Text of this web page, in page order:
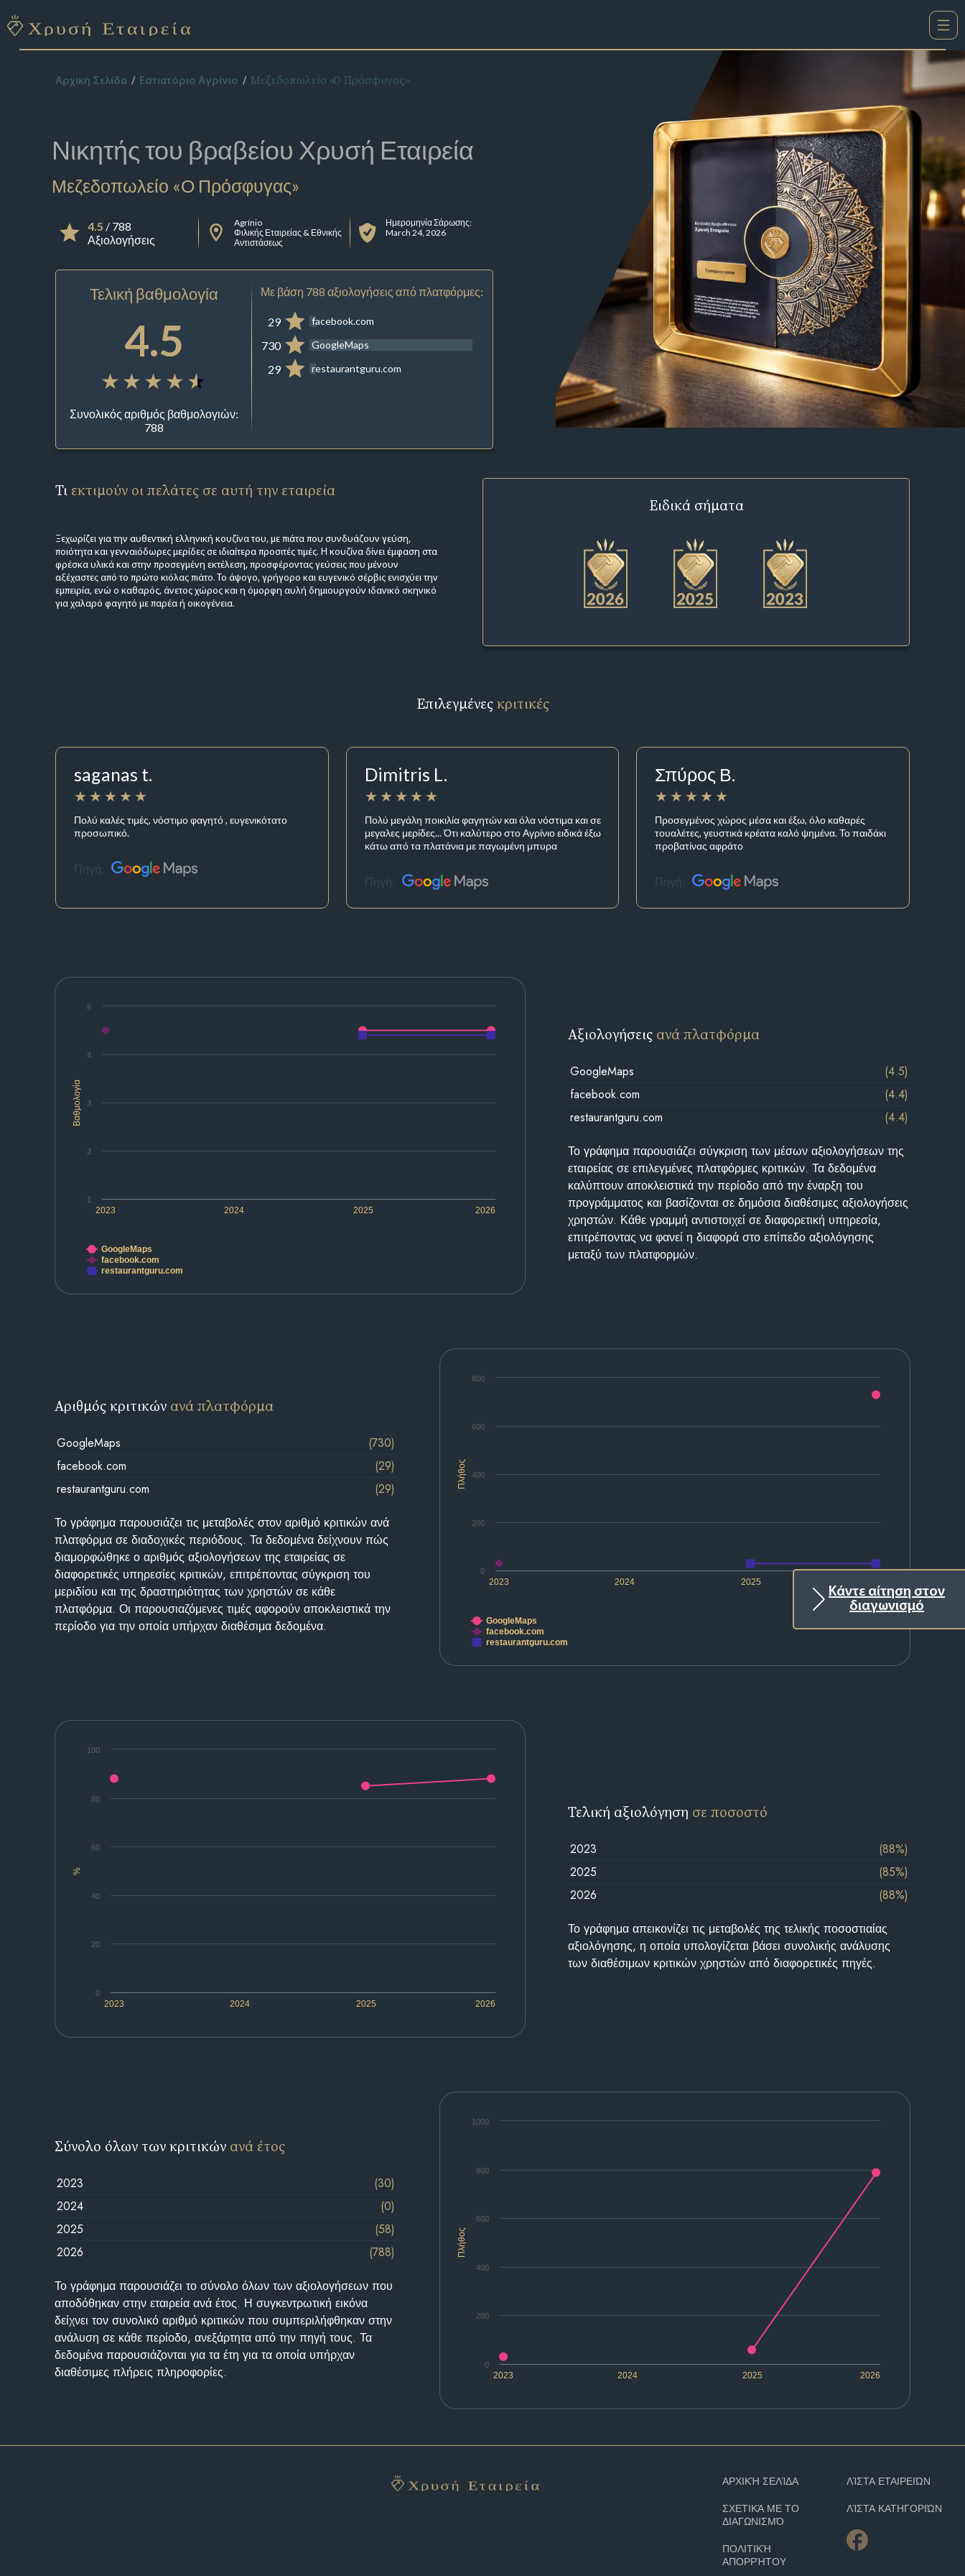
Κάντε αίτηση στον
διαγωνισμό
Αρχική Σελίδα Εστιατόριο Αγρίνιο Μεζεδοπωλείο «Ο Πρόσφυγας»
Νικητής του βραβείου Χρυσή Εταιρεία
Μεζεδοπωλείο «Ο Πρόσφυγας»
4.5 / 788
Αξιολογήσεις
Agrínio
Φιλικής Εταιρείας & Εθνικής
Αντιστάσεως
Ημερομηνία Σάρωσης:
March 24, 2026
Τελική βαθμολογία
4.5
Συνολικός αριθμός βαθμολογιών:
788
Με βάση 788 αξιολογήσεις από πλατφόρμες:
29 facebook.com
730 GoogleMaps
29 restaurantguru.com
Τι εκτιμούν οι πελάτες σε αυτή την εταιρεία
Ξεχωρίζει για την αυθεντική ελληνική κουζίνα του, με πιάτα που συνδυάζουν γεύση,
ποιότητα και γενναιόδωρες μερίδες σε ιδιαίτερα προσιτές τιμές. Η κουζίνα δίνει έμφαση στα
φρέσκα υλικά και στην προσεγμένη εκτέλεση, προσφέροντας γεύσεις που μένουν
αξέχαστες από το πρώτο κιόλας πιάτο. Το άψογο, γρήγορο και ευγενικό σέρβις ενισχύει την
εμπειρία, ενώ ο καθαρός, άνετος χώρος και η όμορφη αυλή δημιουργούν ιδανικό σκηνικό
για χαλαρό φαγητό με παρέα ή οικογένεια.
Ειδικά σήματα
Επιλεγμένεςκριτικές
saganas t.
Πολύ καλές τιμές, νόστιμο φαγητό , ευγενικότατο
προσωπικό.
Πηγή:
Dimitris L.
Πολύ μεγάλη ποικιλία φαγητών και όλα νόστιμα και σε
μεγαλες μερίδες... Ότι καλύτερο στο Αγρίνιο ειδικά έξω
κάτω από τα πλατάνια με παγωμένη μπυρα
Πηγή:
Σπύρος Β.
Προσεγμένος χώρος μέσα και έξω, όλο καθαρές
τουαλέτες, γευστικά κρέατα καλό ψημένα. Το παιδάκι
προβατίνας αφράτο
Πηγή:
Βαθμολογία
2023 2024 2025 2026
1
2
3
4
5
GoogleMaps
facebook.com
restaurantguru.com
Αξιολογήσεις ανά πλατφόρμα
GoogleMaps
(4.5)
facebook.com
(4.4)
restaurantguru.com
(4.4)
Το γράφημα παρουσιάζει σύγκριση των μέσων αξιολογήσεων της
εταιρείας σε επιλεγμένες πλατφόρμες κριτικών. Τα δεδομένα
καλύπτουν αποκλειστικά την περίοδο από την έναρξη του
προγράμματος και βασίζονται σε δημόσια διαθέσιμες αξιολογήσεις
χρηστών. Κάθε γραμμή αντιστοιχεί σε διαφορετική υπηρεσία,
επιτρέποντας να φανεί η διαφορά στο επίπεδο αξιολόγησης
μεταξύ των πλατφορμών.
Πλήθος
2023 2024 2025
0
200
400
600
800
GoogleMaps
facebook.com
restaurantguru.com
Αριθμός κριτικών ανά πλατφόρμα
GoogleMaps
(730)
facebook.com
(29)
restaurantguru.com
(29)
Το γράφημα παρουσιάζει τις μεταβολές στον αριθμό κριτικών ανά
πλατφόρμα σε διαδοχικές περιόδους. Τα δεδομένα δείχνουν πώς
διαμορφώθηκε ο αριθμός αξιολογήσεων της εταιρείας σε
διαφορετικές υπηρεσίες κριτικών, επιτρέποντας σύγκριση του
μεριδίου και της δραστηριότητας των χρηστών σε κάθε
πλατφόρμα. Οι παρουσιαζόμενες τιμές αφορούν αποκλειστικά την
περίοδο για την οποία υπήρχαν διαθέσιμα δεδομένα.
%
2023 2024 2025 2026
0
20
40
60
80
100
Τελική αξιολόγηση σε ποσοστό
2023
(88%)
2025
(85%)
2026
(88%)
Το γράφημα απεικονίζει τις μεταβολές της τελικής ποσοστιαίας
αξιολόγησης, η οποία υπολογίζεται βάσει συνολικής ανάλυσης
των διαθέσιμων κριτικών χρηστών από διαφορετικές πηγές.
Πλήθος
2023 2024 2025 2026
0
200
400
600
800
1000
Σύνολο όλων των κριτικών ανά έτος
2023
(30)
2024
(0)
2025
(58)
2026
(788)
Το γράφημα παρουσιάζει το σύνολο όλων των αξιολογήσεων που
αποδόθηκαν στην εταιρεία ανά έτος. Η συγκεντρωτική εικόνα
δείχνει τον συνολικό αριθμό κριτικών που συμπεριλήφθηκαν στην
ανάλυση σε κάθε περίοδο, ανεξάρτητα από την πηγή τους. Τα
δεδομένα παρουσιάζονται για τα έτη για τα οποία υπήρχαν
διαθέσιμες πλήρεις πληροφορίες.
ΑΡΧΙΚΉ ΣΕΛΊΔΑ
ΣΧΕΤΙΚΆ ΜΕ ΤΟ
ΔΙΑΓΩΝΙΣΜΌ
ΠΟΛΙΤΙΚΉ
ΑΠΟΡΡΉΤΟΥ
ΛΊΣΤΑ ΕΤΑΙΡΕΙΏΝ
ΛΊΣΤΑ ΚΑΤΗΓΟΡΙΏΝ